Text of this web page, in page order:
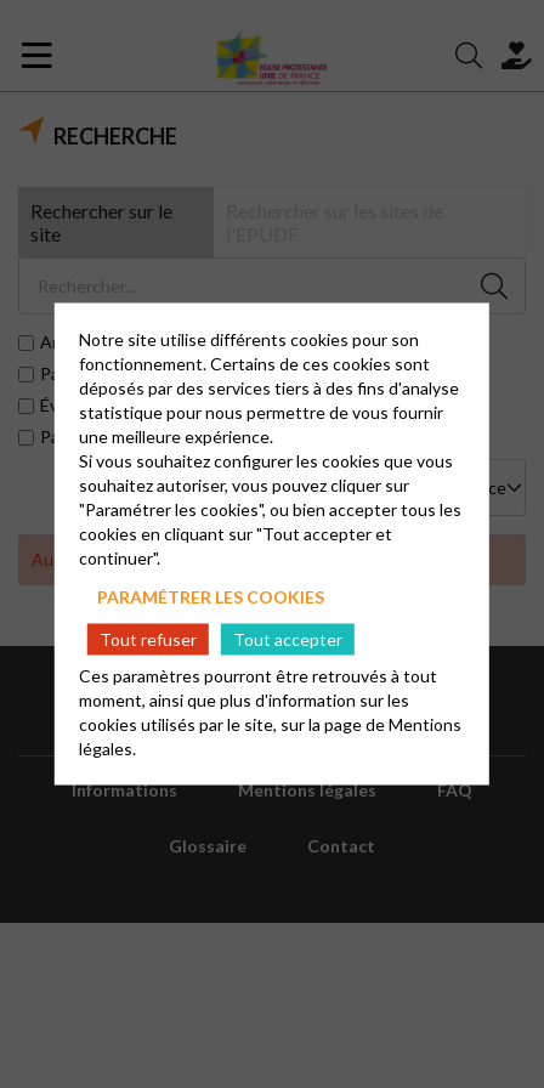
RECHERCHE
Rechercher sur le
site
Articles
Pages
Évènements
Paroisses
Aucun résultat trouvé
Informations Mentions légales FAQ
Glossaire Contact
Notre site utilise différents cookies pour son
fonctionnement. Certains de ces cookies sont
déposés par des services tiers à des fins d'analyse
statistique pour nous permettre de vous fournir
une meilleure expérience.
Si vous souhaitez configurer les cookies que vous
souhaitez autoriser, vous pouvez cliquer sur
"Paramétrer les cookies", ou bien accepter tous les
cookies en cliquant sur "Tout accepter et
continuer".
PARAMÉTRER LES COOKIES
Tout refuser
Tout accepter
Ces paramètres pourront être retrouvés à tout
moment, ainsi que plus d'information sur les
cookies utilisés par le site, sur la page deMentions
légales.